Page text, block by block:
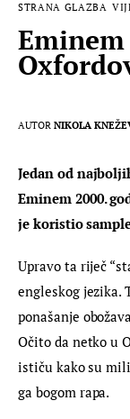
MUSIC
STRANA GLAZBA
AUTOR NIKOLA
Jedan od
Eminem 2000.
je koristio
Upravo ta riječ
engleskog jezika.
ponašanje
Očito da netko u
ističu kako su
ga bogom rapa.